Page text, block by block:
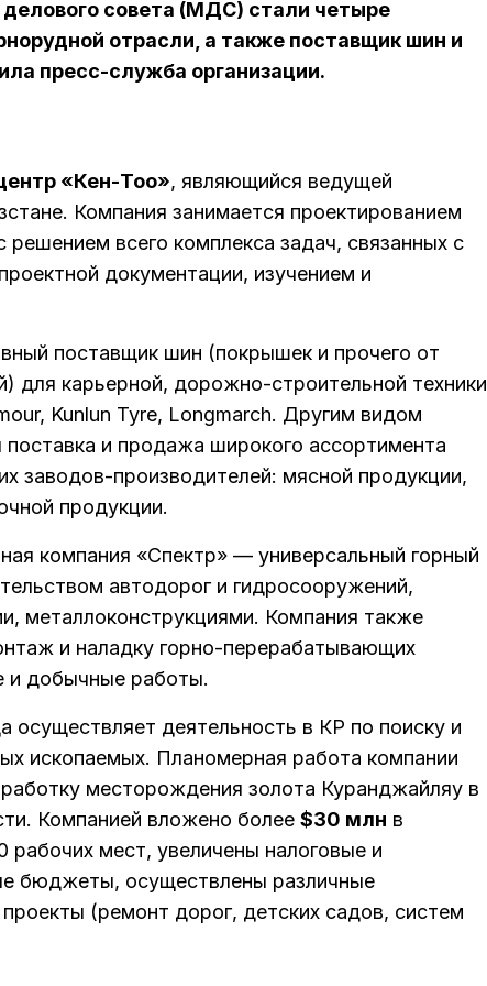
совета (МДС) стали четыре
отрасли, а также поставщик шин и
пресс-служба организации.
«Кен-Тоо», являющийся ведущей
Компания занимается проектированием
всего комплекса задач, связанных с
документации, изучением и
поставщик шин (покрышек и прочего от
для карьерной, дорожно-строительной техники
Kunlun Tyre, Longmarch. Другим видом
поставка и продажа широкого ассортимента
заводов-производителей: мясной продукции,
продукции.
компания «Спектр» — универсальный горный
автодорог и гидросооружений,
металлоконструкциями. Компания также
и наладку горно-перерабатывающих
и добычные работы.
осуществляет деятельность в КР по поиску и
ископаемых. Планомерная работа компании
месторождения золота Куранджайляу в
Компанией вложено более $30 млн в
мест, увеличены налоговые и
бюджеты, осуществлены различные
(ремонт дорог, детских садов, систем